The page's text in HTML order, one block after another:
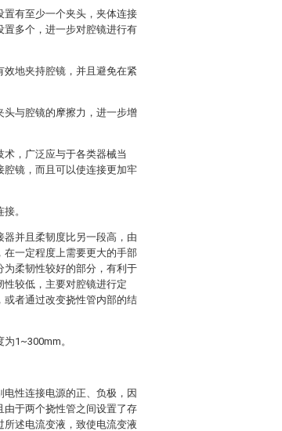
有至少一个夹头，夹体连接
多个，进一步对腔镜进行有
地夹持腔镜，并且避免在紧
与腔镜的摩擦力，进一步增
，广泛应与于各类器械当
镜，而且可以使连接更加牢
。
并且柔韧度比另一段高，由
一定程度上需要更大的手部
为柔韧性较好的部分，有利于
较低，主要对腔镜进行定
者通过改变挠性管内部的结
1~300mm。
性连接电源的正、负极，因
由于两个挠性管之间设置了存
述电流变液，致使电流变液